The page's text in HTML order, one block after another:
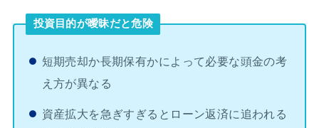
投資目的が曖昧だと危険
短期売却か長期保有かによって必要な頭金の考
え方が異なる
資産拡大を急ぎすぎるとローン返済に追われる